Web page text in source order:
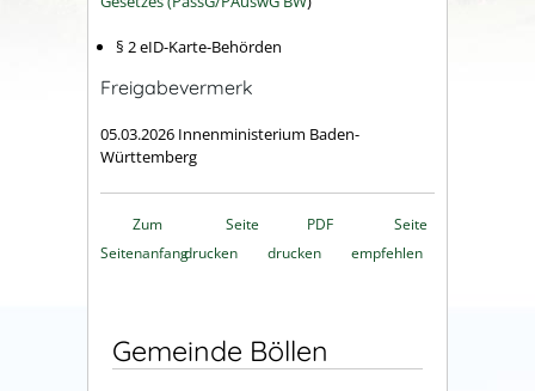
§ 2eID-Karte-Behörden
Freigabevermerk
05.03.2026 Innenministerium Baden-
Württemberg
Zum
Seitenanfang
Seite
drucken
PDF
drucken
Seite
empfehlen
Gemeinde Böllen